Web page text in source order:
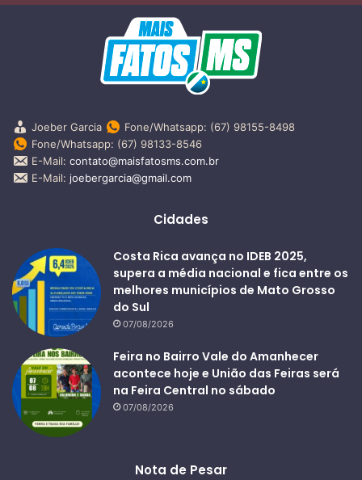
Joeber Garcia
Fone/Whatsapp: (67) 98155-8498
Fone/Whatsapp: (67) 98133-8546
E-Mail: contato@maisfatosms.com.br
E-Mail: joebergarcia@gmail.com
Cidades
Costa Rica avança no IDEB 2025,
supera a média nacional e fica entre os
melhores municípios de Mato Grosso
do Sul
07/08/2026
Feira no Bairro Vale do Amanhecer
acontece hoje e União das Feiras será
na Feira Central no sábado
07/08/2026
Nota de Pesar